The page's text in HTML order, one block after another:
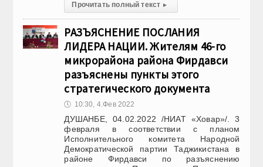
Прочитать полный текст ▸
РАЗЪЯСНЕНИЕ ПОСЛАНИЯ
ЛИДЕРА НАЦИИ. Жителям 46-го
микрорайона района Фирдавси
разъяснены пункты этого
стратегического документа
🕔 10:30, 4.Фев 2022
ДУШАНБЕ, 04.02.2022 /НИАТ «Ховар»/. 3
февраля в соответствии с планом
Исполнительного комитета Народной
Демократической партии Таджикистана в
районе Фирдавси по разъяснению